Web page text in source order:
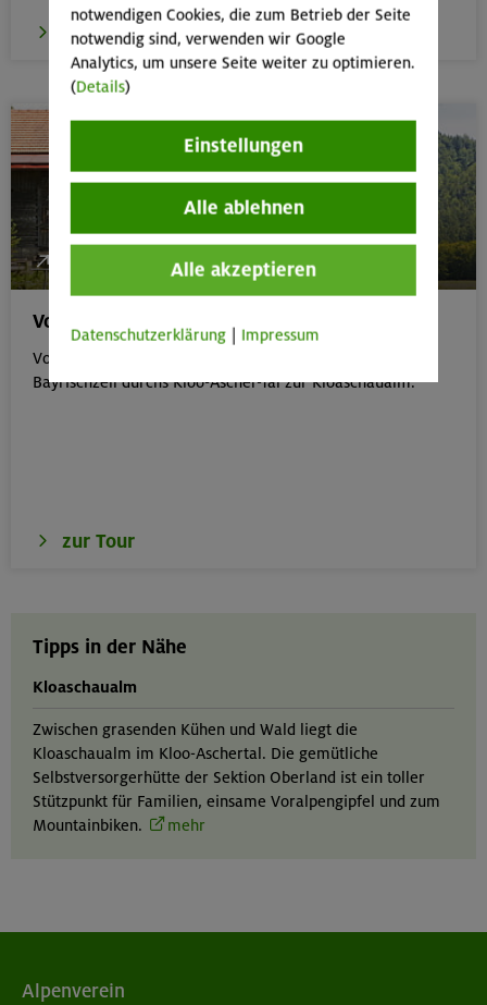
zur Tour
54 Hm, 0:35 Std, leicht
Vom Zipflwirt zur Kloaschaualm
Vom Parkplatz an der Gaststätte Ziplfwirt südlich von
Bayrischzell durchs Kloo-Ascher-Tal zur Kloaschaualm.
zur Tour
Tipps in der Nähe
Kloaschaualm
Zwischen grasenden Kühen und Wald liegt die
Kloaschaualm im Kloo-Aschertal. Die gemütliche
Selbstversorgerhütte der Sektion Oberland ist ein toller
Stützpunkt für Familien, einsame Voralpengipfel und zum
Mountainbiken.
mehr
Alpenverein
notwendigen Cookies, die zum Betrieb der Seite
notwendig sind, verwenden wir Google
Analytics, um unsere Seite weiter zu optimieren.
(Details)
Einstellungen
Alle ablehnen
Alle akzeptieren
Datenschutzerklärung Impressum